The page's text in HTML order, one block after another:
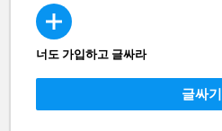
CREATE
너도 가입하고 글싸라
글싸기